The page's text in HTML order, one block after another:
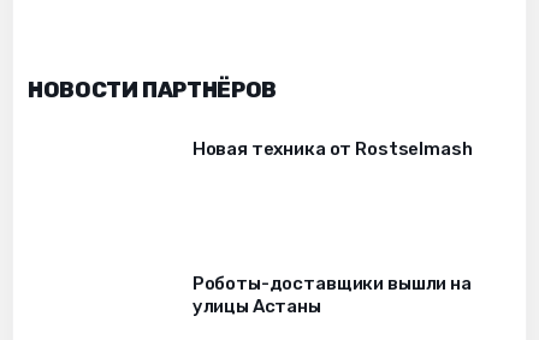
НОВОСТИ ПАРТНЁРОВ
Новая техника от Rostselmash
Роботы-доставщики вышли на
улицы Астаны